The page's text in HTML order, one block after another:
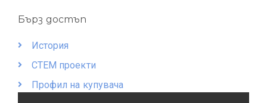
Бърз достъп
История
СТЕМ проекти
Профил на купувача